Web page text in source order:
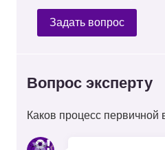
Задать вопрос
Вопрос эксперту
Каков процесс первичной